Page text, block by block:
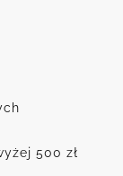
500 zł